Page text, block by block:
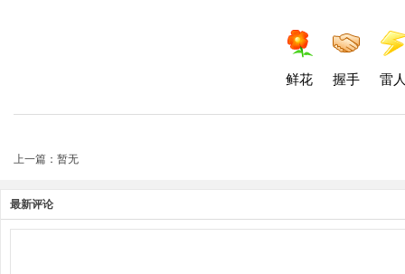
鲜花 握手 雷
上一篇：暂无
最新评论